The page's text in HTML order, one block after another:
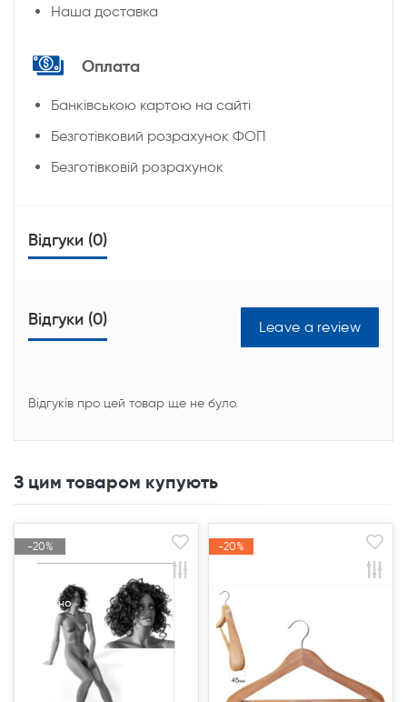
Наша доставка
Оплата
Банківською картою на сайті
Безготівковий розрахунок ФОП
Безготівковій розрахунок
Відгуки (0)
Відгуки (0) Leave a review
Відгуків про цей товар ще не було.
З цим товаром купують
-20%
Продано
-20%
Продано
-20%
-20%